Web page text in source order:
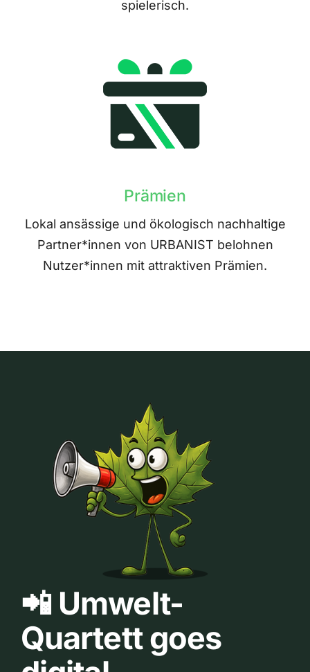
spielerisch.
Prämien
Lokal ansässige und ökologisch nachhaltige
Partner*innen von URBANIST belohnen
Nutzer*innen mit attraktiven Prämien.
📲 Umwelt-
Quartett goes